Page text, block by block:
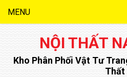
MENU
NỘI THẤT
Kho Phân Phối Vật Tư
Thất